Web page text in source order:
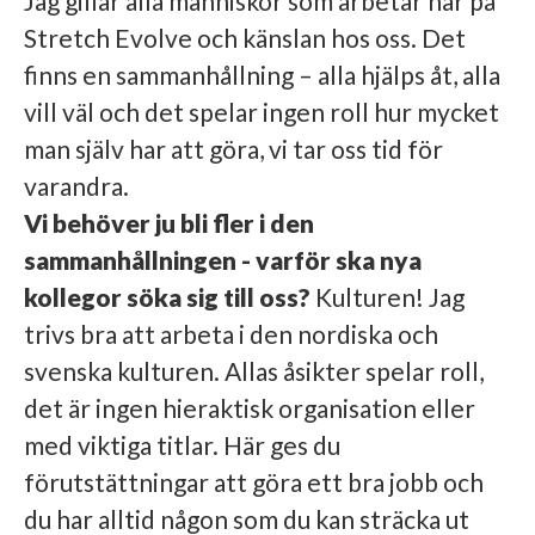
Stretch Evolve och känslan hos oss. Det
finns en sammanhållning – alla hjälps åt, alla
vill väl och det spelar ingen roll hur mycket
man själv har att göra, vi tar oss tid för
varandra.
Vi behöver ju bli fler i den
sammanhållningen - varför ska nya
kollegor söka sig till oss? Kulturen! Jag
trivs bra att arbeta i den nordiska och
svenska kulturen. Allas åsikter spelar roll,
det är ingen hieraktisk organisation eller
med viktiga titlar. Här ges du
förutstättningar att göra ett bra jobb och
du har alltid någon som du kan sträcka ut